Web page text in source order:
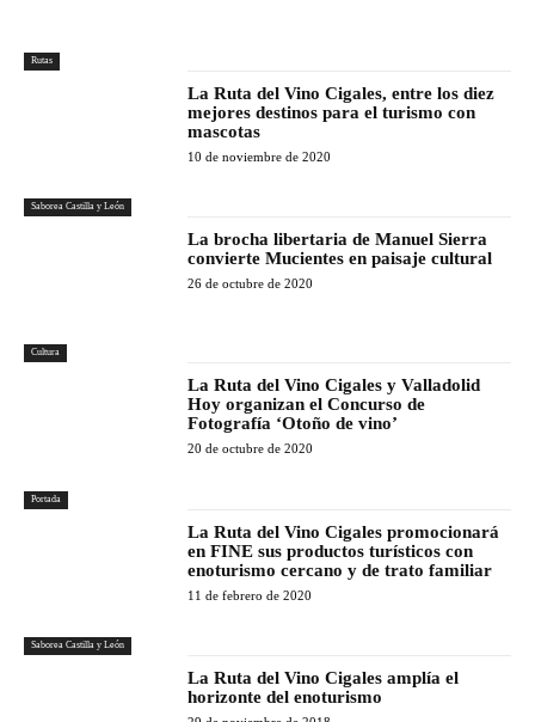
Rutas
Saborea Castilla y León
La Ruta del Vino Cigales, entre los diez
mejores destinos para el turismo con
mascotas
10 de noviembre de 2020
Cultura
La brocha libertaria de Manuel Sierra
convierte Mucientes en paisaje cultural
26 de octubre de 2020
Portada
La Ruta del Vino Cigales y Valladolid
Hoy organizan el Concurso de
Fotografía ‘Otoño de vino’
20 de octubre de 2020
Saborea Castilla y León
La Ruta del Vino Cigales promocionará
en FINE sus productos turísticos con
enoturismo cercano y de trato familiar
11 de febrero de 2020
La Ruta del Vino Cigales amplía el
horizonte del enoturismo